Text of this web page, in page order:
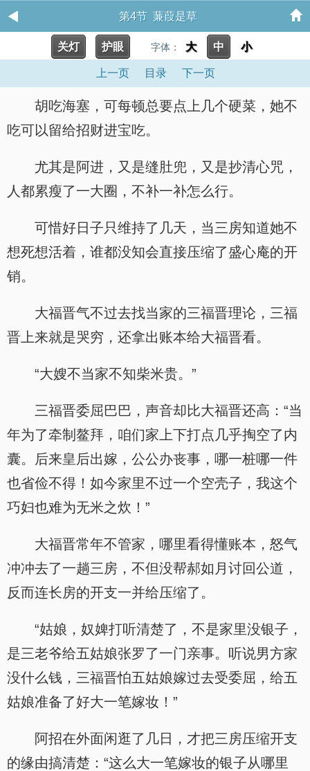
第4节 蒹葭是草
关灯 护眼 字体： 大 中 小
上一页 目录 下一页
胡吃海塞，可每顿总要点上几个硬菜，她不
吃可以留给招财进宝吃。
尤其是阿进，又是缝肚兜，又是抄清心咒，
人都累瘦了一大圈，不补一补怎么行。
可惜好日子只维持了几天，当三房知道她不
想死想活着，谁都没知会直接压缩了盛心庵的开
销。
大福晋气不过去找当家的三福晋理论，三福
晋上来就是哭穷，还拿出账本给大福晋看。
“大嫂不当家不知柴米贵。”
三福晋委屈巴巴，声音却比大福晋还高：“当
年为了牵制鳌拜，咱们家上下打点几乎掏空了内
囊。后来皇后出嫁，公公办丧事，哪一桩哪一件
也省俭不得！如今家里不过一个空壳子，我这个
巧妇也难为无米之炊！”
大福晋常年不管家，哪里看得懂账本，怒气
冲冲去了一趟三房，不但没帮郝如月讨回公道，
反而连长房的开支一并给压缩了。
“姑娘，奴婢打听清楚了，不是家里没银子，
是三老爷给五姑娘张罗了一门亲事。听说男方家
没什么钱，三福晋怕五姑娘嫁过去受委屈，给五
姑娘准备了好大一笔嫁妆！”
阿招在外面闲逛了几日，才把三房压缩开支
的缘由搞清楚：“这么大一笔嫁妆的银子从哪里